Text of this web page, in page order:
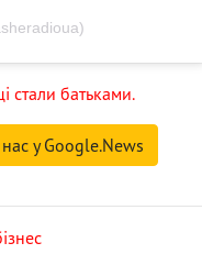
стали батьками.
у Google.News